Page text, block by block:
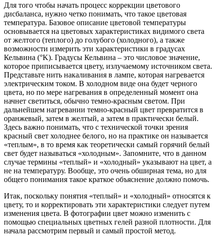
Для того чтобы начать процесс коррекции цветового
дисбаланса, нужно четко понимать, что такое цветовая
температура. Базовое описание цветовой температуры
основывается на цветовых характеристиках видимого света
от желтого (теплого) до голубого (холодного), а также
возможности измерить эти характеристики в градусах
Кельвина (°K). Градусы Кельвина – это числовое значение,
которое приписывается цвету, излучаемому источником света.
Представьте нить накаливания в лампе, которая нагревается
электрическим током. В холодном виде она будет черного
цвета, но по мере нагревания в определенный момент она
начнет светиться, обычно темно-красным светом. При
дальнейшем нагревании темно-красный цвет превратится в
оранжевый, затем в желтый, а затем в практически белый.
Здесь важно понимать, что с технической точки зрения
красный свет холоднее белого, но на практике он называется
«теплым», в то время как теоретически самый горячий белый
свет будет называться «холодным». Запомните, что в данном
случае термины «теплый» и «холодный» указывают на цвет, а
не на температуру. Вообще, это очень обширная тема, но для
общего понимания такое краткое объяснение должно помочь.
Итак, поскольку понятия «теплый» и «холодный» относятся к
цвету, то и корректировать эти характеристики следует путем
изменения цвета. В фотографии цвет можно изменить с
помощью специальных цветных гелей разной плотности. Для
начала рассмотрим первый и самый простой метод.